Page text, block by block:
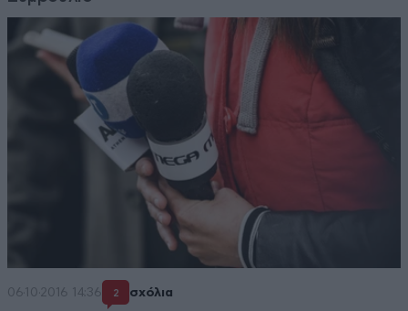
06·10·2016 14:36 2 σχόλια